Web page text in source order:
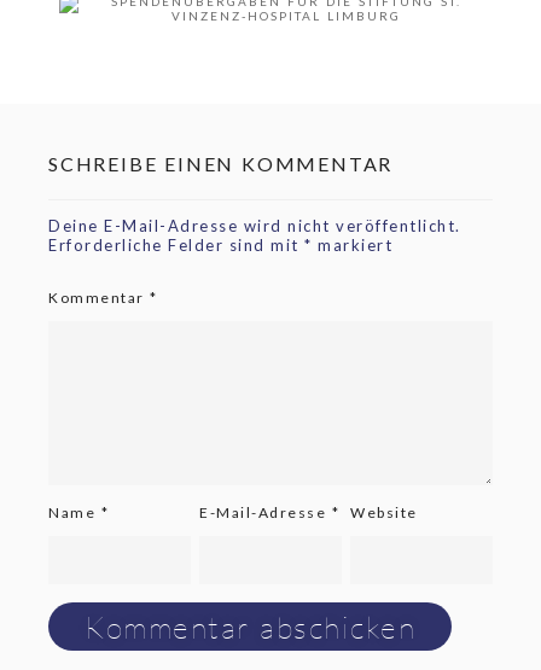
SCHREIBE EINEN KOMMENTAR
Deine E-Mail-Adresse wird nicht veröffentlicht.
Erforderliche Felder sind mit * markiert
Kommentar *
Name * E-Mail-Adresse * Website